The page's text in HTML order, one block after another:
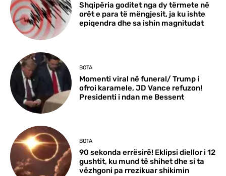
Shqipëria goditet nga dy tërmete në
orët e para të mëngjesit, ja ku ishte
epiqendra dhe sa ishin magnitudat
BOTA
Momenti viral në funeral/ Trump i
ofroi karamele, JD Vance refuzon!
Presidenti i ndan me Bessent
BOTA
90 sekonda errësirë! Eklipsi diellor i 12
gushtit, ku mund të shihet dhe si ta
vëzhgoni pa rrezikuar shikimin